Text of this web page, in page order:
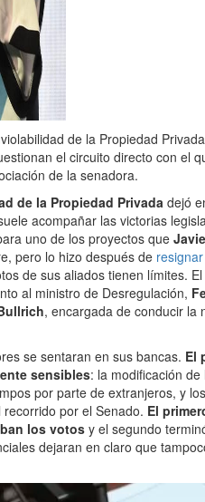
de la Propiedad
el circuito directo con el
de la senadora.
de la Propiedad Privadadejó
acompañar las victorias
uno de los proyectos que
pero lo hizo después de
de sus aliados tienen límites.
al ministro de Desregulación,
, encargada de conducir la
se sentaran en sus bancas. El
sensibles: la modificación
por parte de extranjeros, y
por el Senado. El
los votos y el segundo
dejaran en claro que